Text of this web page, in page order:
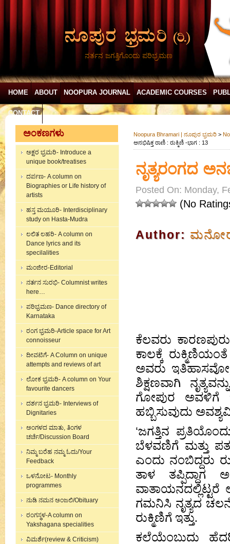
ನರ್ತನ ಜಗತ್ತಿಗೊಂದು ಪರಿಭ್ರಮಣ
HOME ABOUT NOOPURA JOURNAL ACADEMIC COURSES
CONTACT
ಅಂಕಣಗಳು
ಅಕ್ಷರ ಭ್ರಮರಿ- Introduce a
unique book/treatises
ದರ್ಪಣ- A column on
Biographies or Life history of
artists
ಹಸ್ತ ಮಯೂರಿ- Interdisciplinary
study on Hasta-Mudra
ಲಲಿತ ಲಹರಿ- A column on
Dance lyrics and its
specilalities
ಮಂಜೀರ-Editorial
ನರ್ತನ ಸುರಭಿ- Columnist writes
here…
ಪರಿಭ್ರಮಣ- Dance directory of
Karnataka
ರಂಗ ಭ್ರಮರಿ-Article space for Art
connoisseur
ದೀವಟಿಗೆ- A Column on unique
attempts and reviews of art
ಲೋಕ ಭ್ರಮರಿ- A column on Your
favourite dancers
ದರ್ಶನ ಭ್ರಮರಿ- Interviews of
Dignitaries
ಅಂಗಳದ ಮಾತು, ತಿಂಗಳ
ಚರ್ಚೆ/Discussion Board
ನಿಮ್ಮ ಬರೆಹ ನಮ್ಮ ಓದು/Your
Feedback
ಒಳನೋಟ- Monthly
programmes
ನುಡಿ ನಮನ ಅಂಜಲಿ/Obituary
ರಂಗಸ್ಥಳ-A column on
Yakshagana specialities
ವಿಮರ್ಶೆ(review & Criticism)
Noopura Bhramari | ನೂಪುರ ಭ್ರಮರಿ >
ಅನಭಿಷಿಕ್ತ ರಾಣಿ : ರುಕ್ಮಿಣಿ -ಭಾಗ : 13
ನೃತ್ಯರಂಗದ
Posted On: Monday,
(No
Author:
ಕೆಲವರು
ಕಾಲಕ್ಕೆ
ಅವರು
ಶಿಕ್ಷಣವಾಗಿ
ಗೋಪುರ ಅವಳಿಗೆ
ಹಬ್ಬಿಸುವುದು
‘ಜಗತ್ತಿನ
ಬೆಳವಣಿಗೆ ಮತ್ತು
ಎಂದು ನಂಬಿದ್ದರು
ತಾಳ ತಪ್ಪಿದ್ದಾಗ
ವಾತಾಯನದಲ್ಲಿಟ್ಟರೆ
ಗಮನಿಸಿ ನೃತ್ಯದ
ರುಕ್ಮಿಣಿಗೆ ಇತ್ತು.
ಕಲೆಯೆಂಬುದು